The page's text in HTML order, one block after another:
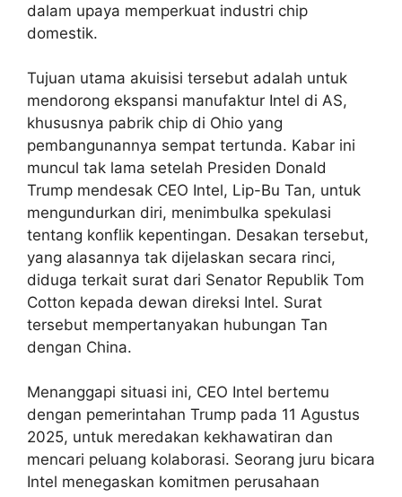
dalam upaya memperkuat industri chip
domestik.
Tujuan utama akuisisi tersebut adalah untuk
mendorong ekspansi manufaktur Intel di AS,
khususnya pabrik chip di Ohio yang
pembangunannya sempat tertunda. Kabar ini
muncul tak lama setelah Presiden Donald
Trump mendesak CEO Intel, Lip-Bu Tan, untuk
mengundurkan diri, menimbulka spekulasi
tentang konflik kepentingan. Desakan tersebut,
yang alasannya tak dijelaskan secara rinci,
diduga terkait surat dari Senator Republik Tom
Cotton kepada dewan direksi Intel. Surat
tersebut mempertanyakan hubungan Tan
dengan China.
Menanggapi situasi ini, CEO Intel bertemu
dengan pemerintahan Trump pada 11 Agustus
2025, untuk meredakan kekhawatiran dan
mencari peluang kolaborasi. Seorang juru bicara
Intel menegaskan komitmen perusahaan